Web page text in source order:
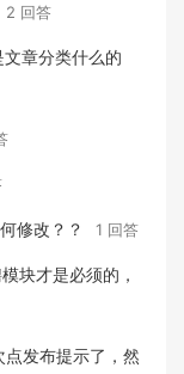
2 回答
章分类什么的
修改？？ 1 回答
块才是必须的，
点发布提示了，然